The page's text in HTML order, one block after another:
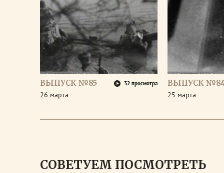
ВЫПУСК №85 32 просмотра
26 марта
ВЫПУСК
25 марта
СОВЕТУЕМ ПОСМОТРЕТЬ